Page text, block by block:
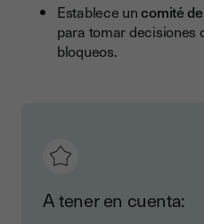
Establece uncomité
para tomar decisiones
bloqueos.
A tener en cuenta: